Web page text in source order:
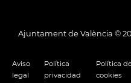
Ajuntament de València ©
Aviso
legal
Política
privacidad
Política
cookies